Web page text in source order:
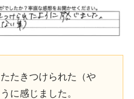
たきつけられた（や
に感じました。